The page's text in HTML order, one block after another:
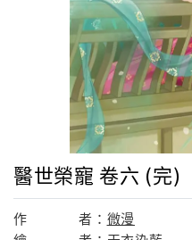
醫世榮寵 卷六 (完)
作 者： 微漫